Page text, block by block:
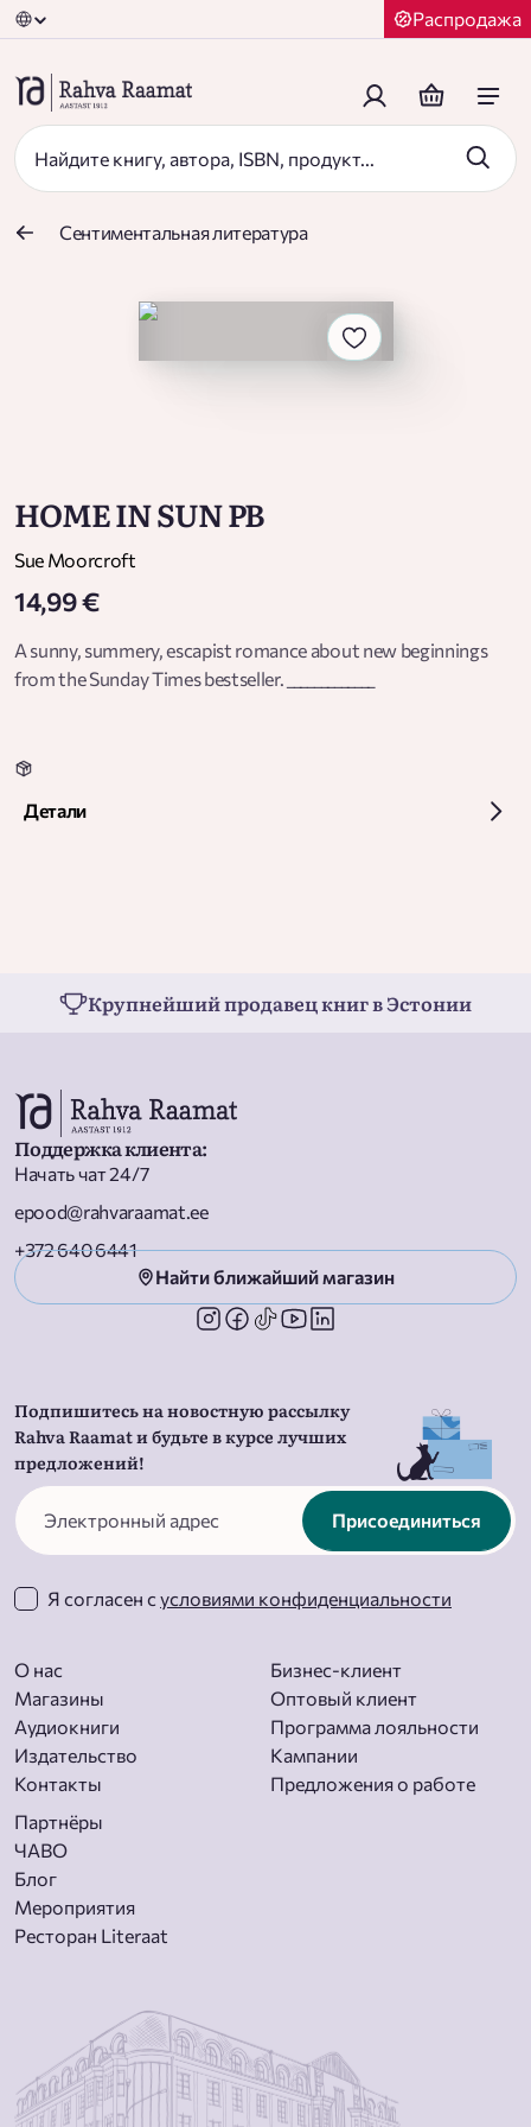
Распродажа
Сентиментальная литература
HOME IN SUN PB
Sue Moorcroft
14,99 €
A sunny, summery, escapist romance about new beginnings
from the Sunday Times bestseller. _____________
Детали
Крупнейший продавец книг в Эстонии
Поддержка клиента:
Начать чат 24/7
epood@rahvaraamat.ee
+372 640 6441
Найти ближайший магазин
Подпишитесь на новостную рассылку
Rahva Raamat и будьте в курсе лучших
предложений!
Присоединиться
Я согласен с условиями конфиденциальности
О нас
Магазины
Aудиокниги
Издательство
Контакты
Бизнес-клиент
Оптовый клиент
Программа лояльности
Кампании
Предложения о работе
Партнёры
ЧАВО
Блог
Мероприятия
Ресторан Literaat